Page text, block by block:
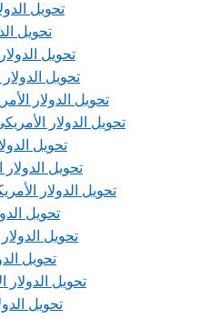
تحويل
تحويل
تحويل
تحويل
تحويل الدولار
تحويل الدولار
تحويل
تحويل
تحويل الدولار
تحويل
تحويل
تحويل
تحويل الدولار
تحويل